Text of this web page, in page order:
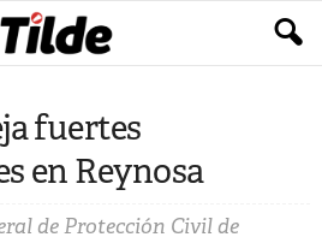
fuertes
en Reynosa
de Protección Civil de